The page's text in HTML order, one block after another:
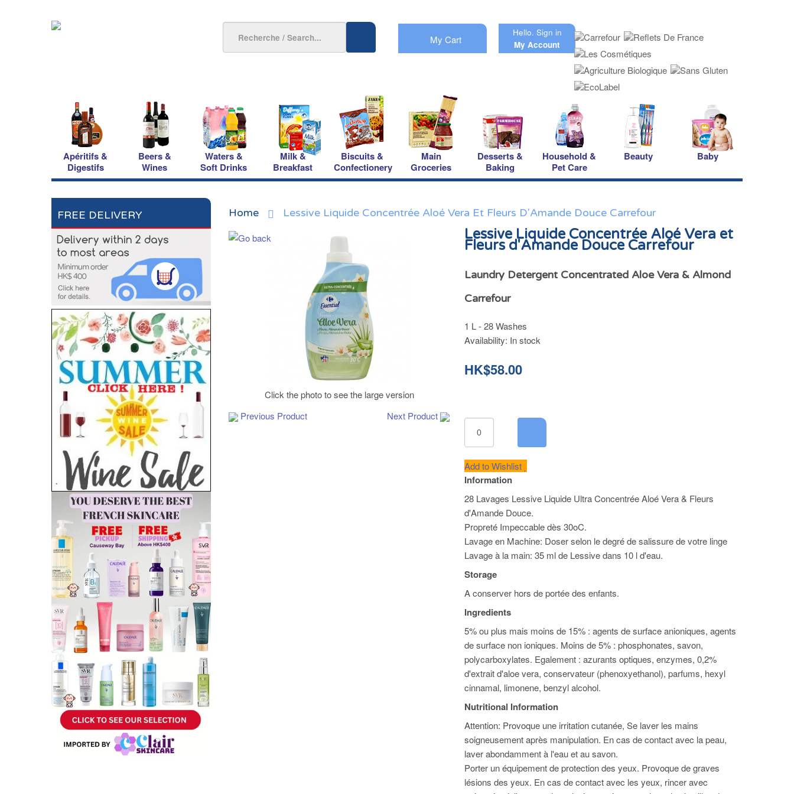
My Cart
Hello. Sign in
My Account
Apéritifs &
Digestifs
Beers &
Wines
Waters &
Soft Drinks
Milk &
Breakfast
Biscuits &
Confectionery
Main
Groceries
Desserts &
Baking
Household &
Pet Care
Beauty Baby
FREE DELIVERY Home Lessive Liquide Concentrée Aloé Vera Et Fleurs D'Amande Douce Carrefour
Click the photo to see the large version
Previous Product
Next Product
Lessive Liquide Concentrée Aloé Vera et
Fleurs d'Amande Douce Carrefour
Laundry Detergent Concentrated Aloe Vera & Almond
Carrefour
1 L - 28 Washes
Availability: In stock
HK$58.00
Add to Wishlist
Information
28 Lavages Lessive Liquide Ultra Concentrée Aloé Vera & Fleurs
d'Amande Douce.
Propreté Impeccable dès 30oC.
Lavage en Machine: Doser selon le degré de salissure de votre linge
Lavage à la main: 35 ml de Lessive dans 10 l d'eau.
Storage
A conserver hors de portée des enfants.
Ingredients
5% ou plus mais moins de 15% : agents de surface anioniques, agents
de surface non ioniques. Moins de 5% : phosphonates, savon,
polycarboxylates. Egalement : azurants optiques, enzymes, 0,2%
d'extrait d'aloe vera, conservateur (phenoxyethanol), parfums, hexyl
cinnamal, limonene, benzyl alcohol.
Nutritional Information
Attention: Provoque une irritation cutanée, Se laver les mains
soigneusement après manipulation. En cas de contact avec la peau,
laver abondamment à l'eau et au savon.
Porter un équipement de protection des yeux. Provoque de graves
lésions des yeux. En cas de contact avec les yeux, rincer avec